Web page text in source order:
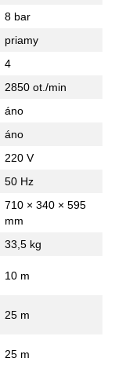
8 bar
priamy
4
2850 ot./min
áno
áno
220 V
50 Hz
710 × 340 × 595
mm
33,5 kg
10 m
25 m
25 m